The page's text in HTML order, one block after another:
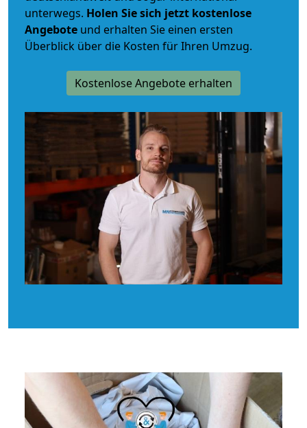
unterwegs. Holen Sie sich jetzt kostenlose
Angebote und erhalten Sie einen ersten
Überblick über die Kosten für Ihren Umzug.
Kostenlose Angebote erhalten